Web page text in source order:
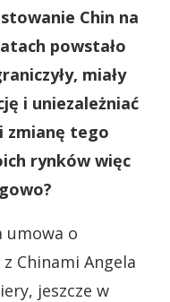
Chin na
powstało
miały
i uniezależniać
zmianę tego
rynków więc
umowa o
Chinami Angela
jeszcze w